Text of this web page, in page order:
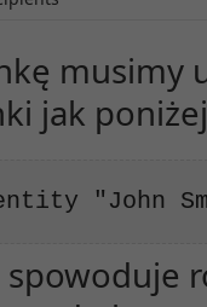
musimy
jak
"John